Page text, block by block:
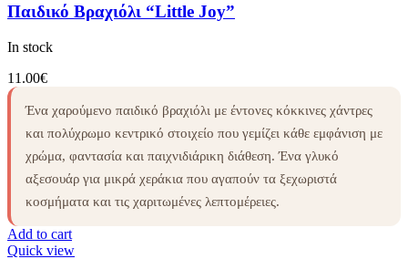
Παιδικό Βραχιόλι “Little Joy”
In stock
11.00€
Ένα χαρούμενο παιδικό βραχιόλι με έντονες κόκκινες χάντρες
και πολύχρωμο κεντρικό στοιχείο που γεμίζει κάθε εμφάνιση με
χρώμα, φαντασία και παιχνιδιάρικη διάθεση. Ένα γλυκό
αξεσουάρ για μικρά χεράκια που αγαπούν τα ξεχωριστά
κοσμήματα και τις χαριτωμένες λεπτομέρειες.
Add to cart
Quick view